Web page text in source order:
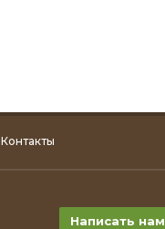
Контакты
Написать нам